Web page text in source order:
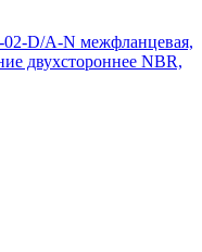
D/A-N межфланцевая,
двухстороннее NBR,